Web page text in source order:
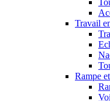
Travail
Rampe